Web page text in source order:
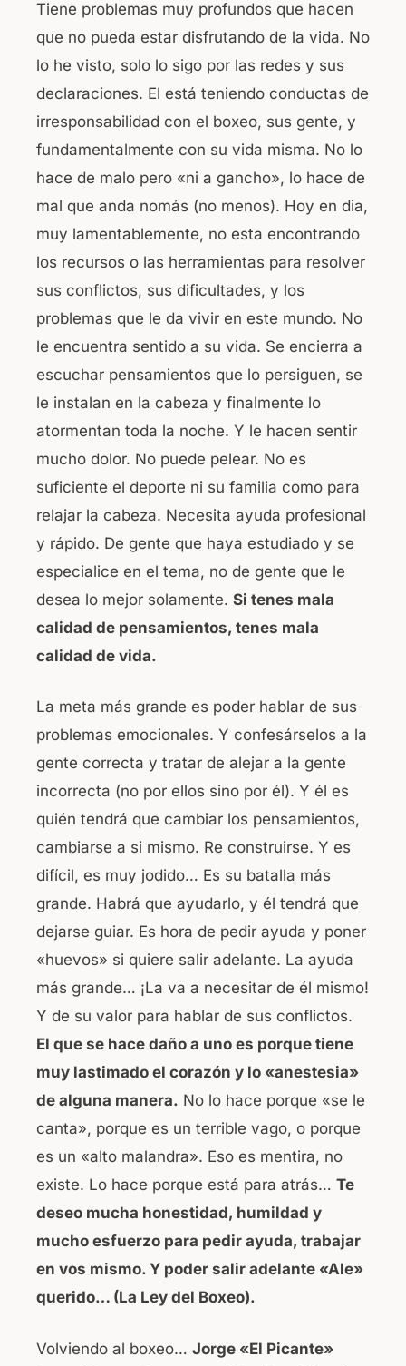
Tiene problemas muy profundos que hacen
que no pueda estar disfrutando de la vida. No
lo he visto, solo lo sigo por las redes y sus
declaraciones. El está teniendo conductas de
irresponsabilidad con el boxeo, sus gente, y
fundamentalmente con su vida misma. No lo
hace de malo pero «ni a gancho», lo hace de
mal que anda nomás (no menos). Hoy en dia,
muy lamentablemente, no esta encontrando
los recursos o las herramientas para resolver
sus conflictos, sus dificultades, y los
problemas que le da vivir en este mundo. No
le encuentra sentido a su vida. Se encierra a
escuchar pensamientos que lo persiguen, se
le instalan en la cabeza y finalmente lo
atormentan toda la noche. Y le hacen sentir
mucho dolor. No puede pelear. No es
suficiente el deporte ni su familia como para
relajar la cabeza. Necesita ayuda profesional
y rápido. De gente que haya estudiado y se
especialice en el tema, no de gente que le
desea lo mejor solamente. Si tenes mala
calidad de pensamientos, tenes mala
calidad de vida.
La meta más grande es poder hablar de sus
problemas emocionales. Y confesárselos a la
gente correcta y tratar de alejar a la gente
incorrecta (no por ellos sino por él). Y él es
quién tendrá que cambiar los pensamientos,
cambiarse a si mismo. Re construirse. Y es
difícil, es muy jodido… Es su batalla más
grande. Habrá que ayudarlo, y él tendrá que
dejarse guiar. Es hora de pedir ayuda y poner
«huevos» si quiere salir adelante. La ayuda
más grande… ¡La va a necesitar de él mismo!
Y de su valor para hablar de sus conflictos.
El que se hace daño a uno es porque tiene
muy lastimado el corazón y lo «anestesia»
de alguna manera. No lo hace porque «se le
canta», porque es un terrible vago, o porque
es un «alto malandra». Eso es mentira, no
existe. Lo hace porque está para atrás… Te
deseo mucha honestidad, humildad y
mucho esfuerzo para pedir ayuda, trabajar
en vos mismo. Y poder salir adelante «Ale»
querido… (La Ley del Boxeo).
Volviendo al boxeo… Jorge «El Picante»